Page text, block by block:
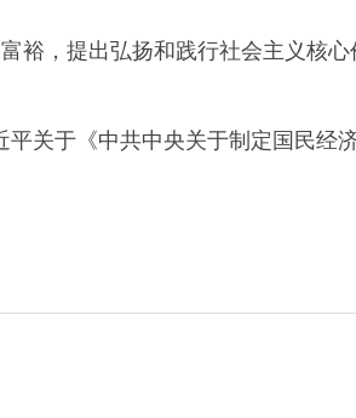
裕，提出弘扬和践行社会主义核
平关于《中共中央关于制定国民经